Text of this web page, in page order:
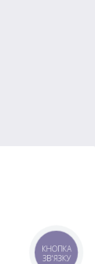
КНОПКА
ЗВ'ЯЗКУ